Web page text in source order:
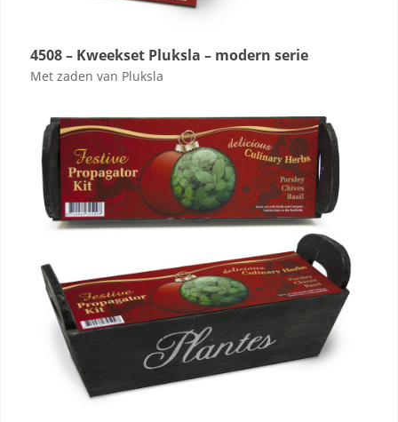
4508 – Kweekset Pluksla – modern serie
Met zaden van Pluksla